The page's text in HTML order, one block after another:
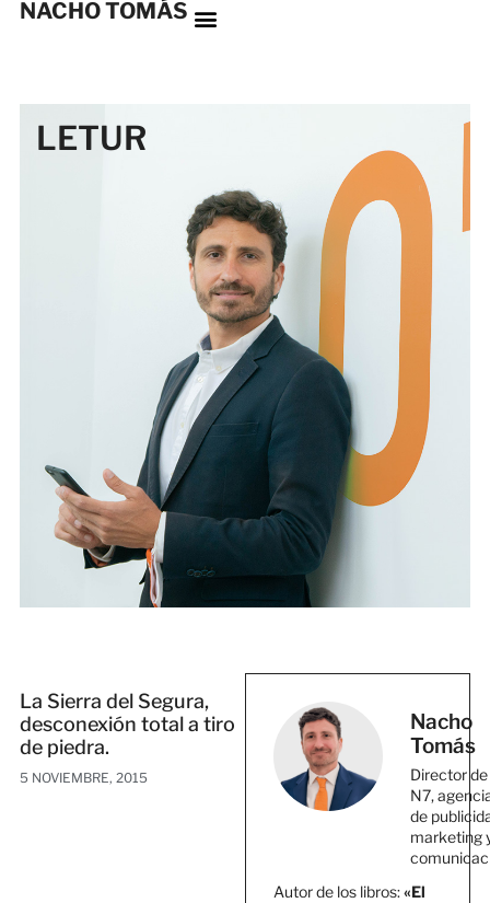
NACHO TOMÁS
LETUR
La Sierra del Segura,
desconexión total a tiro
de piedra.
5 NOVIEMBRE, 2015
Nacho
Tomás
Director de
N7,
de
marketing
Autor de los libros:«El